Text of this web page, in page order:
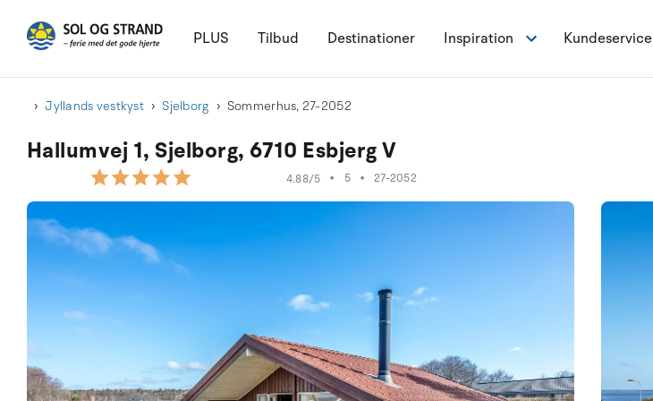
PLUS Tilbud Destinationer Inspiration Kundeservice
Jyllands vestkyst Sjelborg Sommerhus, 27-2052
Hallumvej 1, Sjelborg, 6710 Esbjerg V
4.88/5 • 5 • 27-2052